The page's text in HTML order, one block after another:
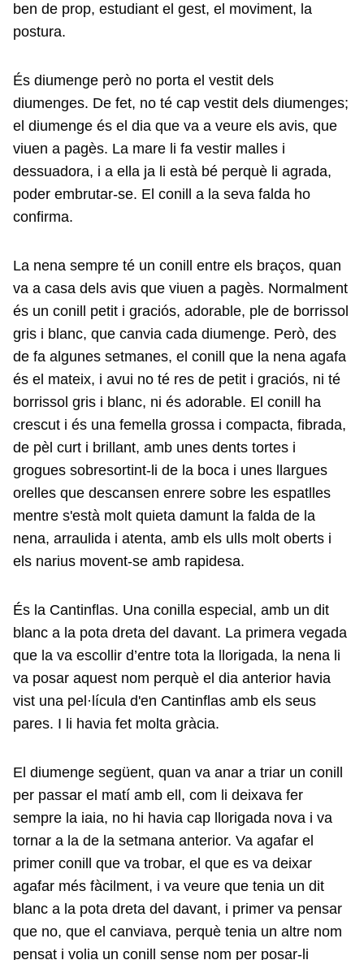
ben de prop, estudiant el gest, el moviment, la
postura.
És diumenge però no porta el vestit dels
diumenges. De fet, no té cap vestit dels diumenges;
el diumenge és el dia que va a veure els avis, que
viuen a pagès. La mare li fa vestir malles i
dessuadora, i a ella ja li està bé perquè li agrada,
poder embrutar-se. El conill a la seva falda ho
confirma.
La nena sempre té un conill entre els braços, quan
va a casa dels avis que viuen a pagès. Normalment
és un conill petit i graciós, adorable, ple de borrissol
gris i blanc, que canvia cada diumenge. Però, des
de fa algunes setmanes, el conill que la nena agafa
és el mateix, i avui no té res de petit i graciós, ni té
borrissol gris i blanc, ni és adorable. El conill ha
crescut i és una femella grossa i compacta, fibrada,
de pèl curt i brillant, amb unes dents tortes i
grogues sobresortint-li de la boca i unes llargues
orelles que descansen enrere sobre les espatlles
mentre s'està molt quieta damunt la falda de la
nena, arraulida i atenta, amb els ulls molt oberts i
els narius movent-se amb rapidesa.
És la Cantinflas. Una conilla especial, amb un dit
blanc a la pota dreta del davant. La primera vegada
que la va escollir d’entre tota la llorigada, la nena li
va posar aquest nom perquè el dia anterior havia
vist una pel·lícula d'en Cantinflas amb els seus
pares. I li havia fet molta gràcia.
El diumenge següent, quan va anar a triar un conill
per passar el matí amb ell, com li deixava fer
sempre la iaia, no hi havia cap llorigada nova i va
tornar a la de la setmana anterior. Va agafar el
primer conill que va trobar, el que es va deixar
agafar més fàcilment, i va veure que tenia un dit
blanc a la pota dreta del davant, i primer va pensar
que no, que el canviava, perquè tenia un altre nom
pensat i volia un conill sense nom per posar-li